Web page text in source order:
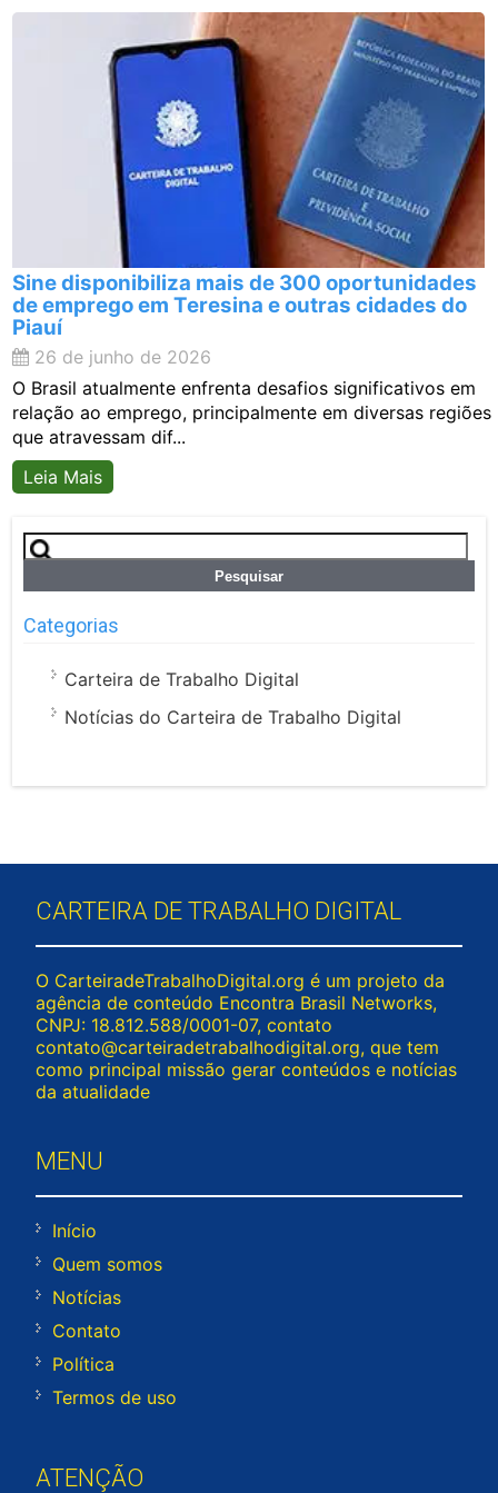
Sine disponibiliza mais de 300 oportunidades
de emprego em Teresina e outras cidades do
Piauí
26 de junho de 2026
O Brasil atualmente enfrenta desafios significativos em
relação ao emprego, principalmente em diversas regiões
que atravessam dif...
Leia Mais
Pesquisar
por:
Categorias
Carteira de Trabalho Digital
Notícias do Carteira de Trabalho Digital
CARTEIRA DE TRABALHO DIGITAL
O CarteiradeTrabalhoDigital.org é um projeto da
agência de conteúdo Encontra Brasil Networks,
CNPJ: 18.812.588/0001-07, contato
contato@carteiradetrabalhodigital.org, que tem
como principal missão gerar conteúdos e notícias
da atualidade
MENU
Início
Quem somos
Notícias
Contato
Política
Termos de uso
ATENÇÃO